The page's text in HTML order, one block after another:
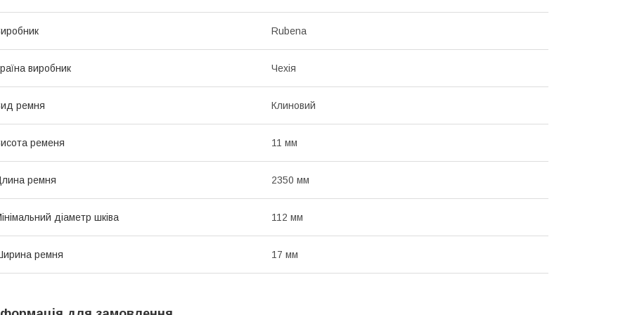
Rubena
виробник Чехія
ремня Клиновий
ременя 11 мм
ремня 2350 мм
діаметр шківа 112 мм
ремня 17 мм